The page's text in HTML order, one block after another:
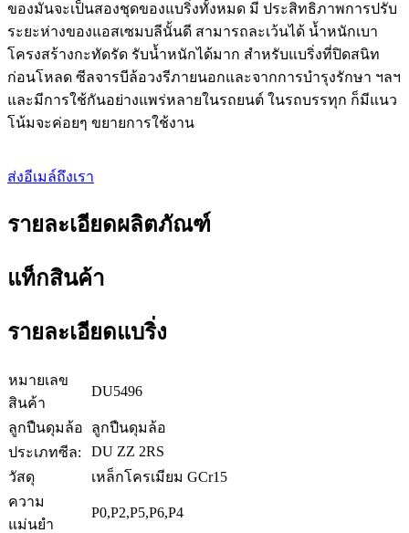
ของมันจะเป็นสองชุดของแบริ่งทั้งหมด มี ประสิทธิภาพการปรับ
ระยะห่างของแอสเซมบลีนั้นดี สามารถละเว้นได้ น้ำหนักเบา
โครงสร้างกะทัดรัด รับน้ำหนักได้มาก สำหรับแบริ่งที่ปิดสนิท
ก่อนโหลด ซีลจารบีล้อวงรีภายนอกและจากการบำรุงรักษา ฯลฯ
และมีการใช้กันอย่างแพร่หลายในรถยนต์ ในรถบรรทุก ก็มีแนว
โน้มจะค่อยๆ ขยายการใช้งาน
ส่งอีเมล์ถึงเรา
รายละเอียดผลิตภัณฑ์
แท็กสินค้า
รายละเอียดแบริ่ง
หมายเลข
สินค้า
DU5496
ลูกปืนดุมล้อ
ลูกปืนดุมล้อ
ประเภทซีล:
DU ZZ 2RS
วัสดุ
เหล็กโครเมียม GCr15
ความ
แม่นยำ
P0,P2,P5,P6,P4